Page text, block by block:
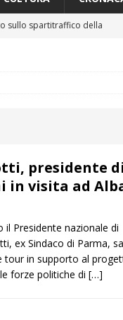
sullo spartitraffico della
ad Alba, Galeasso lascia:
precauzione gli scout
presidente di
in visita ad
il Presidente nazionale di
ex Sindaco di Parma,
tour in supporto al
forze politiche di […]